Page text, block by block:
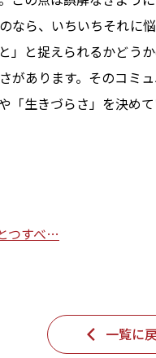
なら、いちいちそれに
」と捉えられるかどう
があります。そのコミ
「生きづらさ」を決めて
つすべ…
一覧に